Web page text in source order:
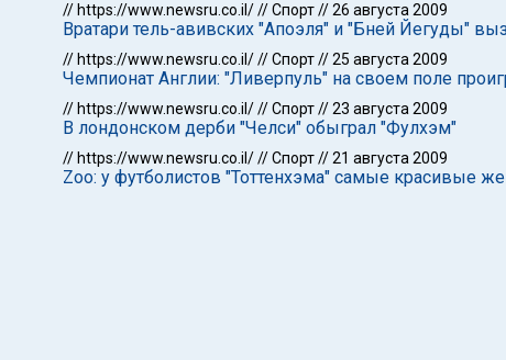
// https://www.newsru.co.il///Спорт//26 августа 2009
Вратари тель-авивских "Апоэля" и "Бней Йегуды"
// https://www.newsru.co.il///Спорт//25 августа 2009
Чемпионат Англии: "Ливерпуль" на своем поле
// https://www.newsru.co.il///Спорт//23 августа 2009
В лондонском дерби "Челси" обыграл "Фулхэм"
// https://www.newsru.co.il///Спорт//21 августа 2009
Zoo: у футболистов "Тоттенхэма" самые красивые